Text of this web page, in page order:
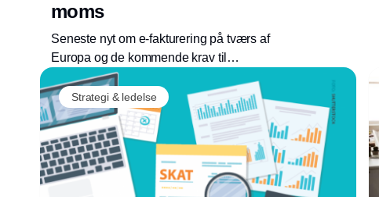
moms
Seneste nyt om e-fakturering på tværs af
Europa og de kommende krav til
momsrapportering
Strategi & ledelse